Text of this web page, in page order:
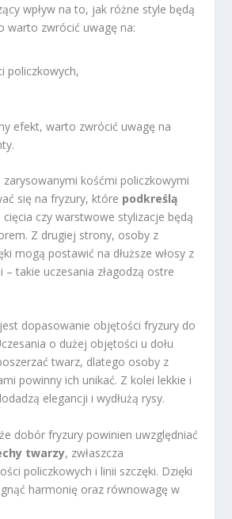
wpływ na to, jak różne style będą
warto zwrócić uwagę na:
policzkowych,
efekt, warto zwrócić uwagę na
zarysowanymi kośćmi policzkowymi
się na fryzury, które podkreślą
cięcia czy warstwowe stylizacje będą
Z drugiej strony, osoby z
mogą postawić na dłuższe włosy z
– takie uczesania złagodzą ostre
dopasowanie objętości fryzury do
o dużej objętości u dołu
twarz, dlatego osoby z
powinny ich unikać. Z kolei lekkie i
elegancji i wydłużą rysy.
dobór fryzury powinien uwzględniać
twarzy, zwłaszcza
policzkowych i linii szczęki. Dzięki
harmonię oraz równowagę w